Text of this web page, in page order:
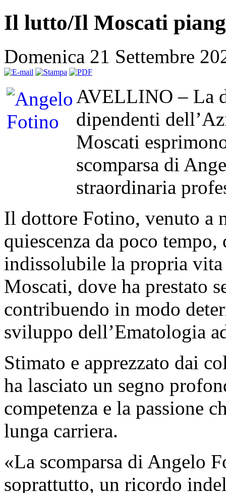
Il lutto/Il Moscati
Domenica 21 Settembre
AVELLINO – La
dipendenti
Moscati
scomparsa di
straordinaria
Il dottore Fotino, venuto a
quiescenza da poco
indissolubile la propria
Moscati, dove ha prestato
contribuendo in modo
sviluppo dell’Ematologia
Stimato e apprezzato dai
ha lasciato un segno
competenza e la passione
lunga carriera.
«La scomparsa di Angelo
soprattutto, un ricordo